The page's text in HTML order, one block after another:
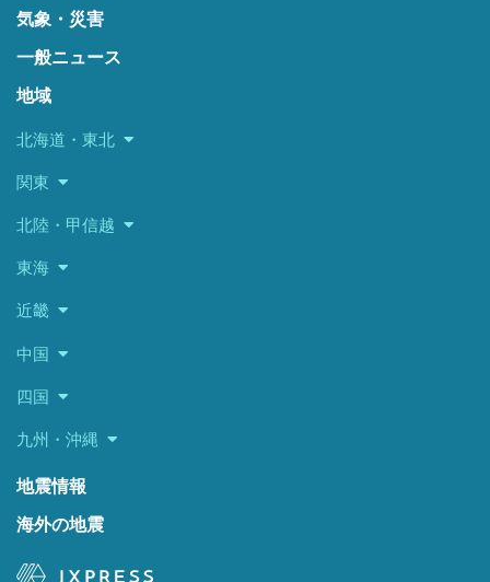
気象・災害
一般ニュース
地域
北海道・東北
関東
北陸・甲信越
東海
近畿
中国
四国
九州・沖縄
地震情報
海外の地震